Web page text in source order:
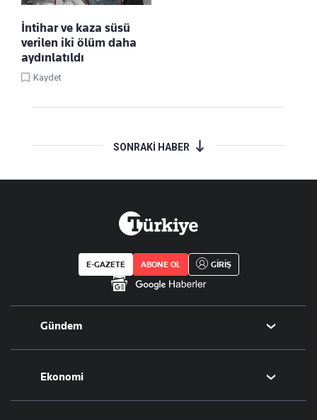
İntihar ve kaza süsü
verilen iki ölüm daha
aydınlatıldı
Kaydet
SONRAKİ HABER
E-GAZETE ABONE OL GİRİŞ
Gündem
Politika
Eğitim
Ekonomi
Borsa